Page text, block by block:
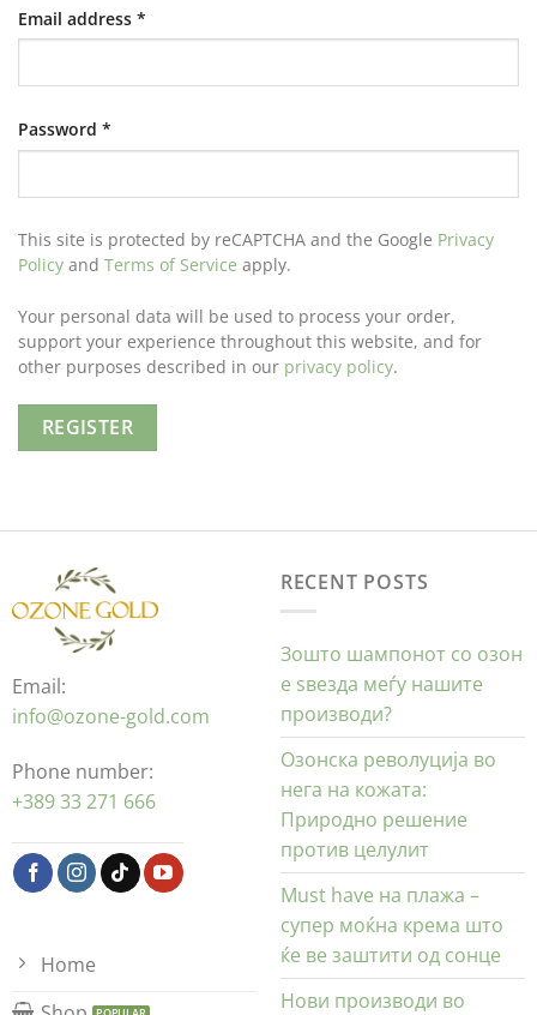
Email address *
Password *
This site is protected by reCAPTCHA and the Google Privacy
Policy and Terms of Service apply.
Your personal data will be used to process your order,
support your experience throughout this website, and for
other purposes described in our privacy policy.
REGISTER
Email:
info@ozone-gold.com
Phone number:
+389 33 271 666
Home
RECENT POSTS
Зошто шампонот со озон
е ѕвезда меѓу нашите
производи?
Озонска револуција во
нега на кожата:
Природно решение
против целулит
Must have на плажа –
супер моќна крема што
ќе ве заштити од сонце
Нови производи во